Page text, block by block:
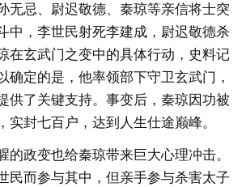
无忌、尉迟敬德、秦琼等亲信将士突
中，李世民射死李建成，尉迟敬德杀
在玄武门之变中的具体行动，史料记
确定的是，他率领部下守卫玄武门，
供了关键支持。事变后，秦琼因功被
实封七百户，达到人生仕途巅峰。
的政变也给秦琼带来巨大心理冲击。
民而参与其中，但亲手参与杀害太子